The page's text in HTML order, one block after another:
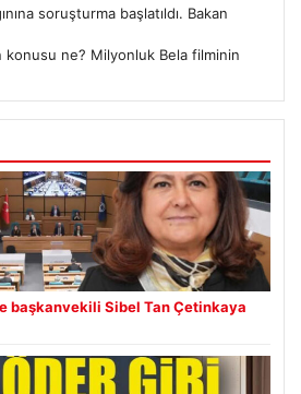
soruşturma başlatıldı. Bakan
konusu ne? Milyonluk Bela filminin
başkanvekili Sibel Tan Çetinkaya